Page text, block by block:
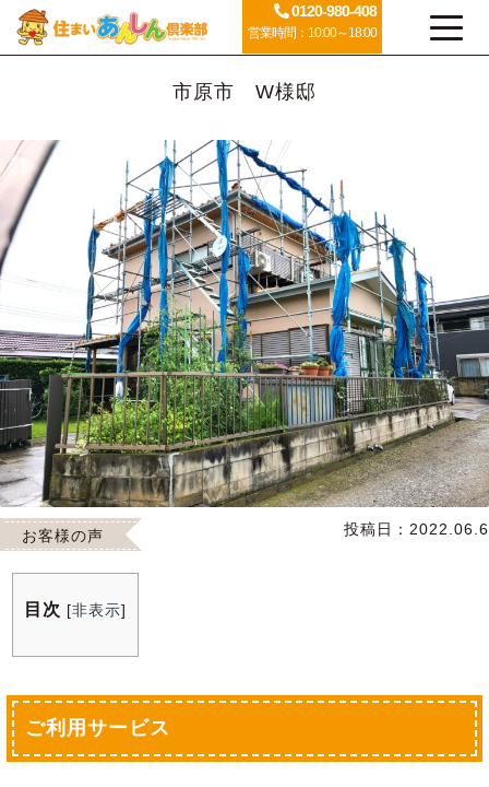
0120-980-408
営業時間：10:00～18:00
市原市 W様邸
お客様の声 投稿日： 2022.06.6
目次 [非表示]
ご利用サービス